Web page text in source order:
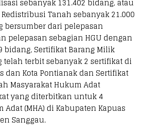
Tanah sebanyak 21.000
bersumber dari pelepasan
pelepasan sebagian HGU dengan
bidang, Sertifikat Barang Milik
telah terbit sebanyak 2 sertifikat di
dan Kota Pontianak dan Sertifikat
Masyarakat Hukum Adat
yang diterbitkan untuk 4
Adat (MHA) di Kabupaten Kapuas
Sanggau.